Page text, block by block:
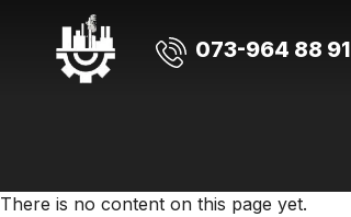
073-964 88 91
There is no content on this page yet.